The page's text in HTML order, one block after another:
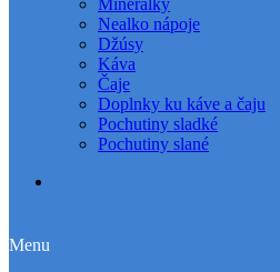
Minerálky
Nealko nápoje
Džúsy
Káva
Čaje
Doplnky ku káve a čaju
Pochutiny sladké
Pochutiny slané
Menu